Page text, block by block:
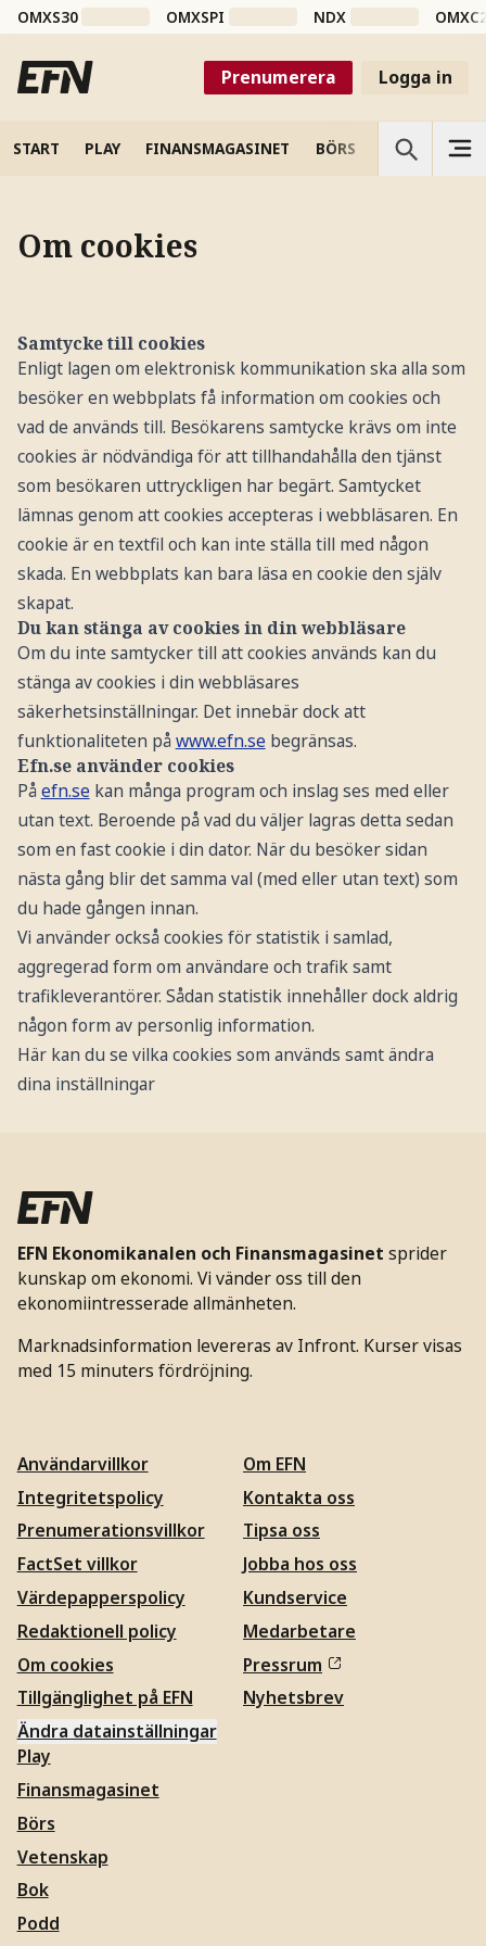
OMXS30 OMXSPI NDX
Prenumerera Logga in
START PLAY FINANSMAGASINET BÖRS VETENSKAP
Om cookies
Samtycke till cookies
Enligt lagen om elektronisk kommunikation ska alla som
besöker en webbplats få information om cookies och
vad de används till. Besökarens samtycke krävs om inte
cookies är nödvändiga för att tillhandahålla den tjänst
som besökaren uttryckligen har begärt. Samtycket
lämnas genom att cookies accepteras i webbläsaren. En
cookie är en textfil och kan inte ställa till med någon
skada. En webbplats kan bara läsa en cookie den själv
skapat.
Du kan stänga av cookies in din webbläsare
Om du inte samtycker till att cookies används kan du
stänga av cookies i din webbläsares
säkerhetsinställningar. Det innebär dock att
funktionaliteten på www.efn.sebegränsas.
Efn.se använder cookies
På efn.sekan många program och inslag ses med eller
utan text. Beroende på vad du väljer lagras detta sedan
som en fast cookie i din dator. När du besöker sidan
nästa gång blir det samma val (med eller utan text) som
du hade gången innan.
Vi använder också cookies för statistik i samlad,
aggregerad form om användare och trafik samt
trafikleverantörer. Sådan statistik innehåller dock aldrig
någon form av personlig information.
Här kan du se vilka cookies som används samt ändra
dina inställningar
EFN Ekonomikanalen och Finansmagasinet sprider
kunskap om ekonomi. Vi vänder oss till den
ekonomiintresserade allmänheten.
Marknadsinformation levereras av Infront. Kurser visas
med 15 minuters fördröjning.
Användarvillkor
Integritetspolicy
Prenumerationsvillkor
FactSet villkor
Värdepapperspolicy
Redaktionell policy
Om cookies
Tillgänglighet på EFN
Ändra datainställningar
Om EFN
Kontakta oss
Tipsa oss
Jobba hos oss
Kundservice
Medarbetare
Pressrum
Nyhetsbrev
Play
Finansmagasinet
Börs
Vetenskap
Bok
Podd